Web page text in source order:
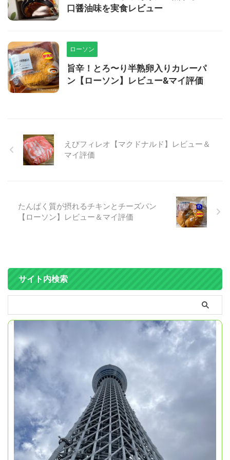
口醤油味を実食レビュー
ローソン
旨辛！とろ〜り半熟卵入りカレーパ
ン【ローソン】レビュー&マイ評価
えびフィレオ【マクドナルド】レビュー＆
マイ評価
たんぱく質が摂れるチキンとチーズパン
【ローソン】レビュー＆マイ評価
サイト内検索